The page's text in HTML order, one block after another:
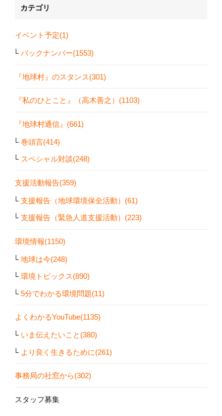
カテゴリ
イベント予定(1)
バックナンバー(1553)
『地球村』のスタンス(301)
『私のひとこと』（高木善之）(1103)
『地球村通信』(661)
巻頭言(414)
スペシャル対談(248)
支援活動報告(359)
支援報告（地球環境保全活動）(61)
支援報告（緊急人道支援活動）(223)
環境情報(1150)
地球は今(248)
環境トピックス(890)
5分でわかる環境問題(11)
よくわかるYouTube(1135)
いま伝えたいこと(380)
より良く生きるために(261)
事務局の社窓から(302)
スタッフ募集